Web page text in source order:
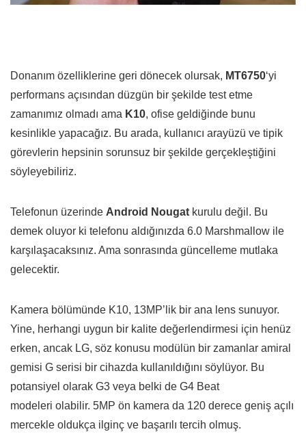
Donanım özelliklerine geri dönecek olursak, MT6750‘yi
performans açısından düzgün bir şekilde test etme
zamanımız olmadı ama K10, ofise geldiğinde bunu
kesinlikle yapacağız. Bu arada, kullanıcı arayüzü ve tipik
görevlerin hepsinin sorunsuz bir şekilde gerçekleştiğini
söyleyebiliriz.
Telefonun üzerinde Android Nougat kurulu değil. Bu
demek oluyor ki telefonu aldığınızda 6.0 Marshmallow ile
karşılaşacaksınız. Ama sonrasında güncelleme mutlaka
gelecektir.
Kamera bölümünde K10, 13MP’lik bir ana lens sunuyor.
Yine, herhangi uygun bir kalite değerlendirmesi için henüz
erken, ancak LG, söz konusu modülün bir zamanlar amiral
gemisi G serisi bir cihazda kullanıldığını söylüyor. Bu
potansiyel olarak G3 veya belki de G4 Beat
modeleri olabilir. 5MP ön kamera da 120 derece geniş açılı
mercekle oldukça ilginç ve başarılı tercih olmuş.